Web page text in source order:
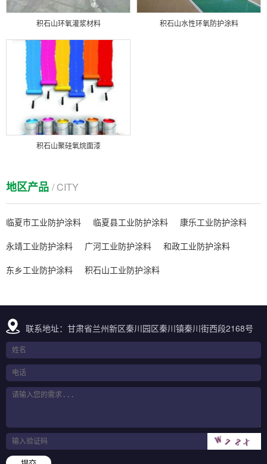
积石山环氧灌浆材料 积石山水性环氧防护涂料
积石山聚硅氧烷面漆
地区产品 / CITY
临夏市工业防护涂料 临夏县工业防护涂料
康乐工业防护涂料
永靖工业防护涂料
广河工业防护涂料
和政工业防护涂料
东乡工业防护涂料
积石山工业防护涂料
联系地址：甘肃省兰州新区秦川园区秦川镇秦川街西段2168号